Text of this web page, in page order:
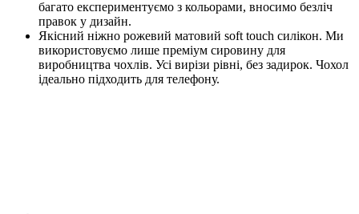
багато експериментуємо з кольорами, вносимо безліч
правок у дизайн.
Якісний ніжно рожевий матовий soft touch силікон. Ми
використовуємо лише преміум сировину для
виробництва чохлів. Усі вирізи рівні, без задирок. Чохол
ідеально підходить для телефону.